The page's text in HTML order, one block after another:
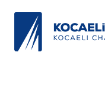
KSO 3500’ü aşkın
Merkez, Çayırova,